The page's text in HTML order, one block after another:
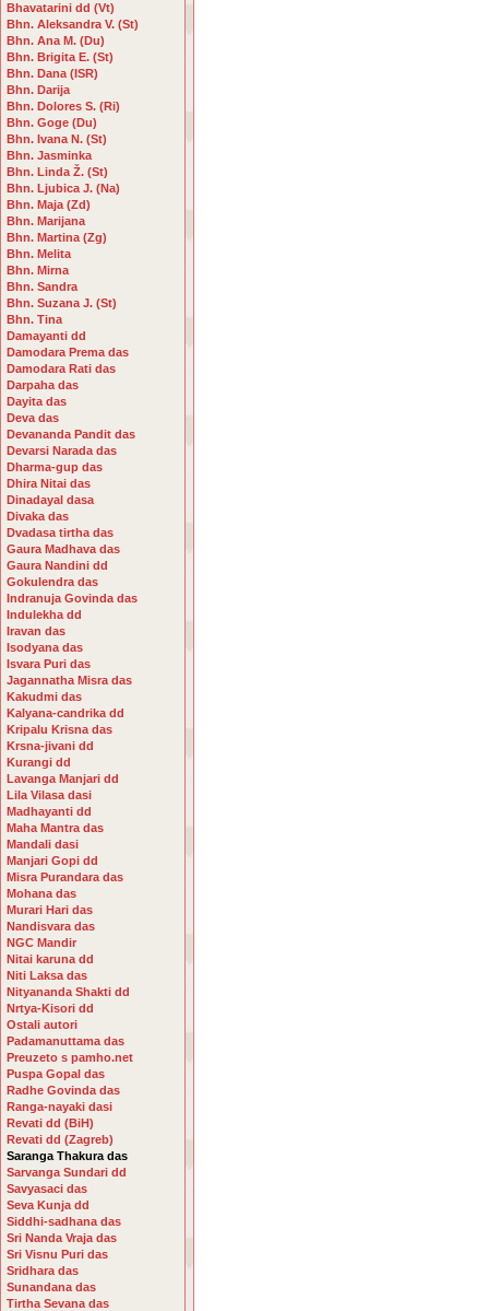
Bhavatarini dd (Vt)
Bhn. Aleksandra V. (St)
Bhn. Ana M. (Du)
Bhn. Brigita E. (St)
Bhn. Dana (ISR)
Bhn. Darija
Bhn. Dolores S. (Ri)
Bhn. Goge (Du)
Bhn. Ivana N. (St)
Bhn. Jasminka
Bhn. Linda Ž. (St)
Bhn. Ljubica J. (Na)
Bhn. Maja (Zd)
Bhn. Marijana
Bhn. Martina (Zg)
Bhn. Melita
Bhn. Mirna
Bhn. Sandra
Bhn. Suzana J. (St)
Bhn. Tina
Damayanti dd
Damodara Prema das
Damodara Rati das
Darpaha das
Dayita das
Deva das
Devananda Pandit das
Devarsi Narada das
Dharma-gup das
Dhira Nitai das
Dinadayal dasa
Divaka das
Dvadasa tirtha das
Gaura Madhava das
Gaura Nandini dd
Gokulendra das
Indranuja Govinda das
Indulekha dd
Iravan das
Isodyana das
Isvara Puri das
Jagannatha Misra das
Kakudmi das
Kalyana-candrika dd
Kripalu Krisna das
Krsna-jivani dd
Kurangi dd
Lavanga Manjari dd
Lila Vilasa dasi
Madhayanti dd
Maha Mantra das
Mandali dasi
Manjari Gopi dd
Misra Purandara das
Mohana das
Murari Hari das
Nandisvara das
NGC Mandir
Nitai karuna dd
Niti Laksa das
Nityananda Shakti dd
Nrtya-Kisori dd
Ostali autori
Padamanuttama das
Preuzeto s pamho.net
Puspa Gopal das
Radhe Govinda das
Ranga-nayaki dasi
Revati dd (BiH)
Revati dd (Zagreb)
Saranga Thakura das
Sarvanga Sundari dd
Savyasaci das
Seva Kunja dd
Siddhi-sadhana das
Sri Nanda Vraja das
Sri Visnu Puri das
Sridhara das
Sunandana das
Tirtha Sevana das